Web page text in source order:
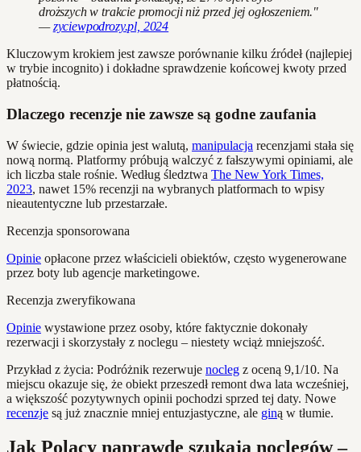
droższych w trakcie promocji niż przed jej ogłoszeniem."
—zyciewpodrozy.pl, 2024
Kluczowym krokiem jest zawsze porównanie kilku źródeł (najlepiej
w trybie incognito) i dokładne sprawdzenie końcowej kwoty przed
płatnością.
Dlaczego recenzje nie zawsze są godne zaufania
W świecie, gdzie opinia jest walutą, manipulacja recenzjami stała się
nową normą. Platformy próbują walczyć z fałszywymi opiniami, ale
ich liczba stale rośnie. Według śledztwa The New York Times,
2023, nawet 15% recenzji na wybranych platformach to wpisy
nieautentyczne lub przestarzałe.
Recenzja sponsorowana
Opinie opłacone przez właścicieli obiektów, często wygenerowane
przez boty lub agencje marketingowe.
Recenzja zweryfikowana
Opinie wystawione przez osoby, które faktycznie dokonały
rezerwacji i skorzystały z noclegu – niestety wciąż mniejszość.
Przykład z życia: Podróżnik rezerwuje nocleg z oceną 9,1/10. Na
miejscu okazuje się, że obiekt przeszedł remont dwa lata wcześniej,
a większość pozytywnych opinii pochodzi sprzed tej daty. Nowe
recenzje są już znacznie mniej entuzjastyczne, ale giną w tłumie.
Jak Polacy naprawdę szukają noclegów –